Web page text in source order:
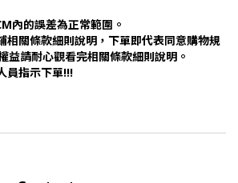
內的誤差為正常範圍。
相關條款細則說明，下單即代表同意購物規
益請耐心觀看完相關條款細則說明。
員指示下單!!!